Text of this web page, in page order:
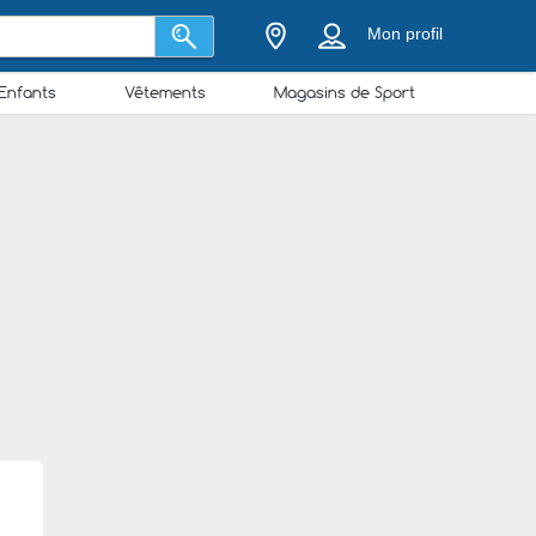
Mon profil
Vêtements Magasins de Sport